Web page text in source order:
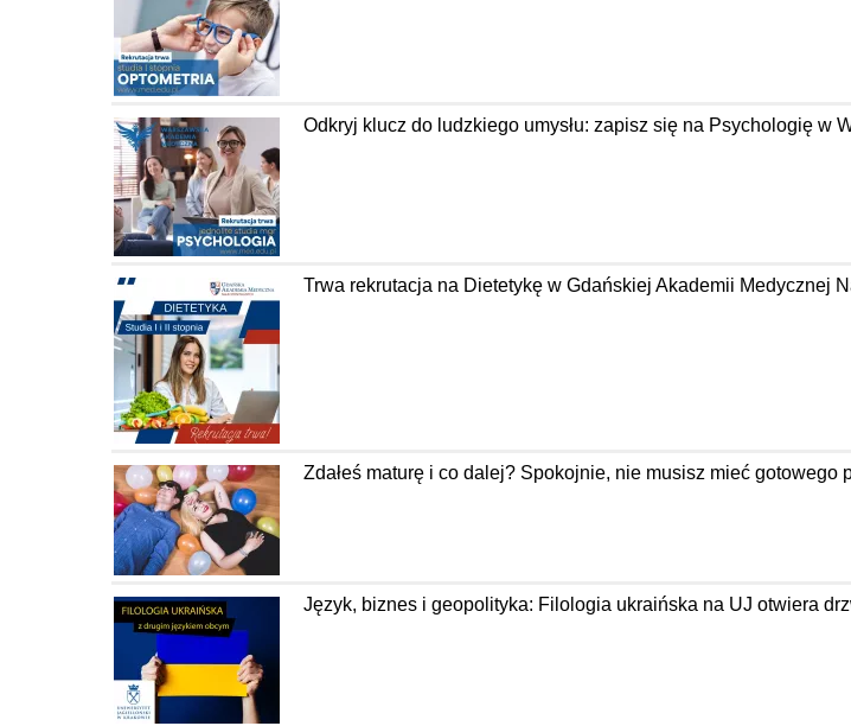
Odkryj klucz do ludzkiego umysłu: zapisz się na Psychologię w
Trwa rekrutacja na Dietetykę w Gdańskiej Akademii Medycznej
Zdałeś maturę i co dalej? Spokojnie, nie musisz mieć gotowego
Język, biznes i geopolityka: Filologia ukraińska na UJ otwiera